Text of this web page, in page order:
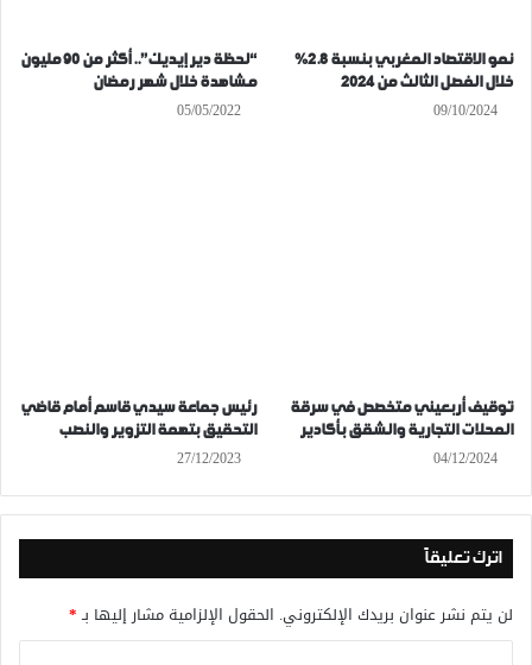
نمو الاقتصاد المغربي بنسبة 2.8%
خلال الفصل الثالث من 2024
09/10/2024
“لحظة دير إيديك”.. أكثر من 90 مليون
مشاهدة خلال شهر رمضان
05/05/2022
توقيف أربعيني متخصص في سرقة
المحلات التجارية والشقق بأكادير
04/12/2024
رئيس جماعة سيدي قاسم أمام قاضي
التحقيق بتهمة التزوير والنصب
27/12/2023
اترك تعليقاً
لن يتم نشر عنوان بريدك الإلكتروني. الحقول الإلزامية مشار إليها بـ*